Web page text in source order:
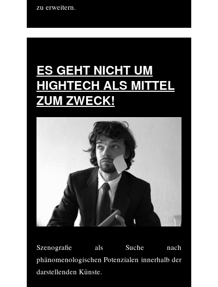
zu erweitern.
ES GEHT NICHT UM
HIGHTECH ALS MITTEL
ZUM ZWECK!
Szenografie als Suche nach
phänomenologischen Potenzialen innerhalb der
darstellenden Künste.